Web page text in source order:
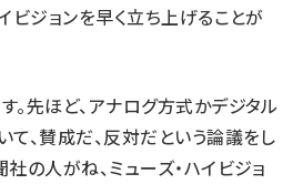
ビジョンを早く立ち上げることが
。先ほど、アナログ方式かデジタル
て、賛成だ、反対だという論議をし
の人がね、ミューズ・ハイビジョ